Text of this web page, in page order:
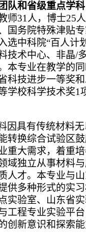
队和省级重点学
师31人，博士25
国务院特殊津贴
选中科院“百人计
技术中心、非晶/
本专业在教学的
科技进步一等奖
学校科学技术奖1
因具有传统材料
转换综合试验区
重大需求，着重
域独立从事材料
人才。本专业与
供多种形式的实
实验室、山东省
工程专业实验平
创新意识和探索能